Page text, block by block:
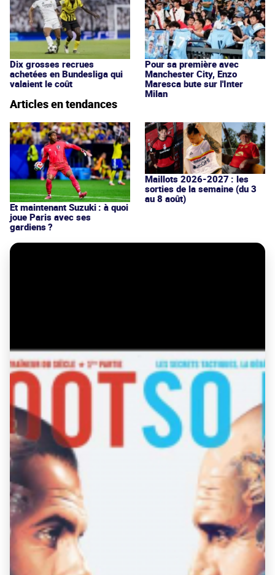
Dix grosses recrues
achetées en Bundesliga qui
valaient le coût
Pour sa première avec
Manchester City, Enzo
Maresca bute sur l'Inter
Milan
Articles en tendances
Et maintenant Suzuki : à quoi
joue Paris avec ses
gardiens ?
Maillots 2026-2027 : les
sorties de la semaine (du 3
au 8 août)